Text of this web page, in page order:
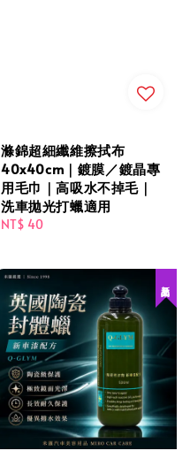
滌錦超細纖維擦拭布
40x40cm｜鍍膜／鍍晶專
用毛巾｜高吸水不掉毛｜
洗車拋光打蠟適用
Regular
NT$ 40